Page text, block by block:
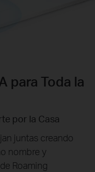
para Toda la
por la Casa
juntas creando
nombre y
Roaming